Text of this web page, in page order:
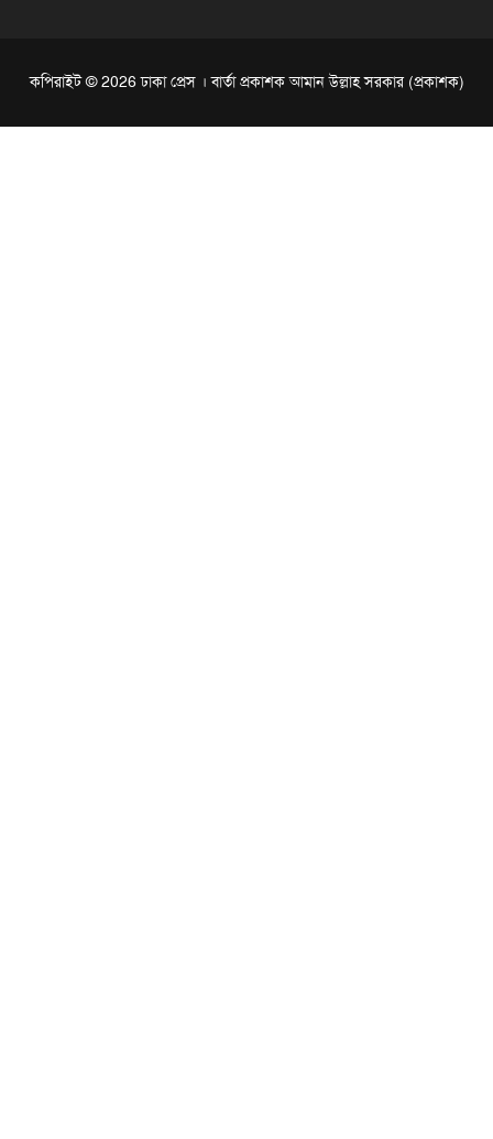
কপিরাইট © 2026 ঢাকা প্রেস । বার্তা প্রকাশক আমান উল্লাহ সরকার (প্রকাশক)